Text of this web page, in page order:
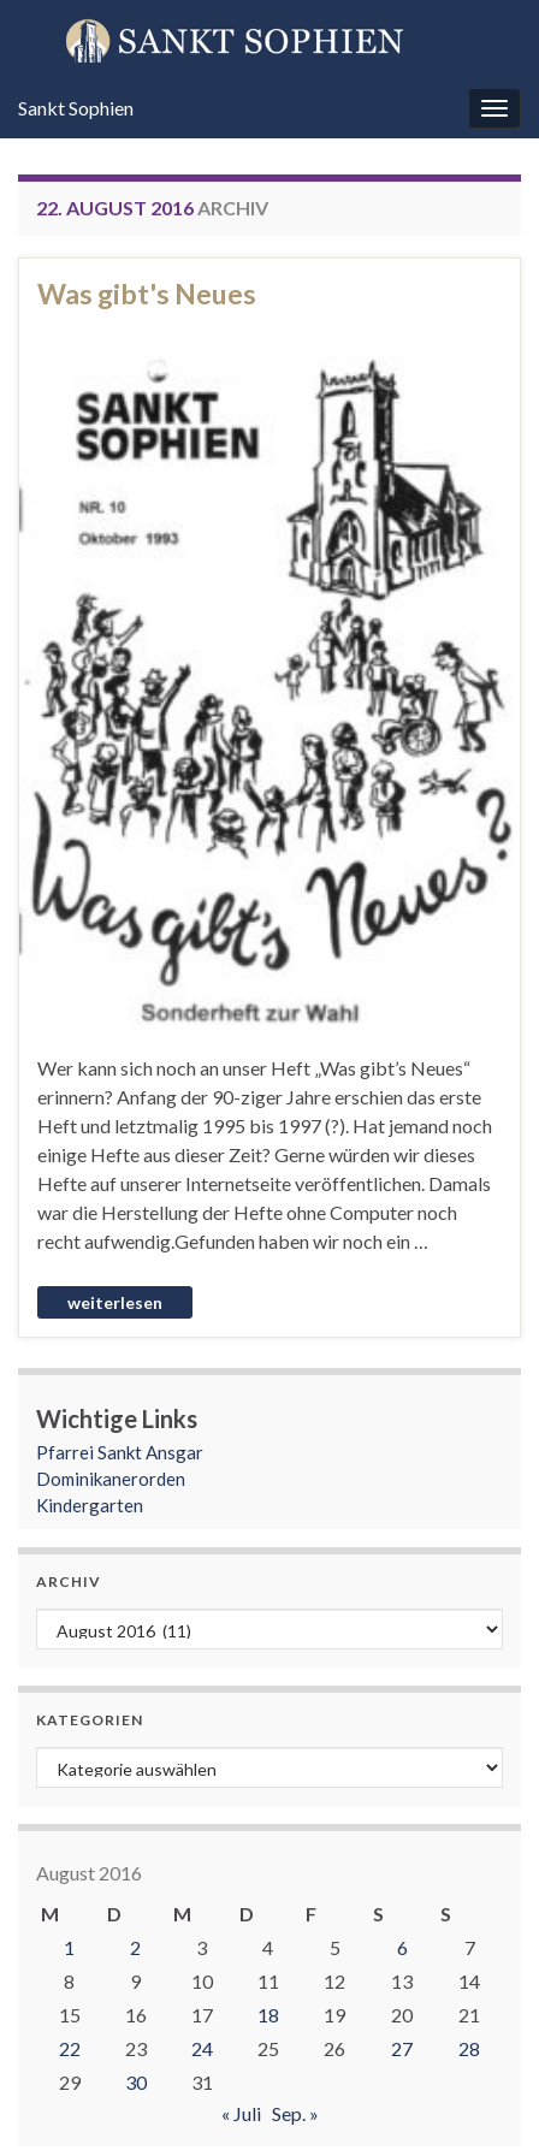
Sankt Sophien
22. AUGUST 2016ARCHIV
Was gibt's Neues
Wer kann sich noch an unser Heft „Was gibt’s Neues“
erinnern? Anfang der 90-ziger Jahre erschien das erste
Heft und letztmalig 1995 bis 1997 (?). Hat jemand noch
einige Hefte aus dieser Zeit? Gerne würden wir dieses
Hefte auf unserer Internetseite veröffentlichen. Damals
war die Herstellung der Hefte ohne Computer noch
recht aufwendig.Gefunden haben wir noch ein …
Wichtige Links
Pfarrei Sankt Ansgar
Dominikanerorden
Kindergarten
ARCHIV
Archiv
KATEGORIEN
Kategorien
August 2016
M
D M D F S
S
1
2 3 4 5 6
7
8
9 10 11 12 13
14
15
16 17 18 19 20
21
22
23 24 25 26 27
28
29
30
31
« Juli Sep. »